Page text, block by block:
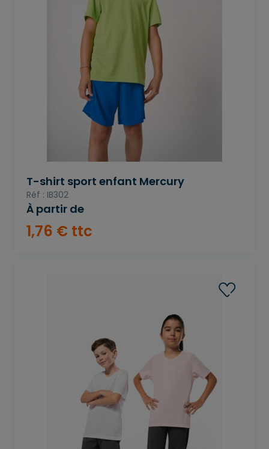
T-shirt sport enfant Mercury
Réf : IB302
À partir de
1,76 € ttc